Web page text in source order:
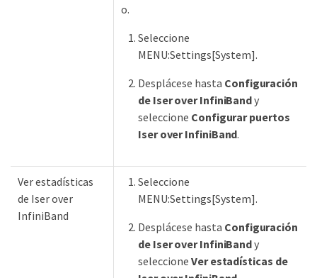
o.
Seleccione
MENU:Settings[System].
Desplácese hasta Configuración
de Iser over InfiniBandy
seleccione Configurar puertos
Iser over InfiniBand.
Ver estadísticas
de Iser over
InfiniBand
Seleccione
MENU:Settings[System].
Desplácese hasta Configuración
de Iser over InfiniBandy
seleccione Ver estadísticas de